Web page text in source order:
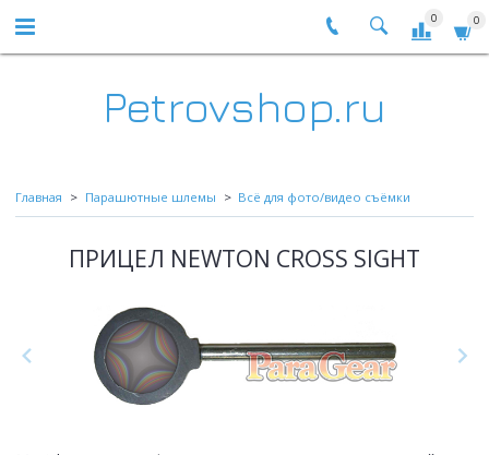
0 0
Petrovshop.ru
Главная Парашютные шлемы Всё для фото/видео съёмки
ПРИЦЕЛ NEWTON CROSS SIGHT